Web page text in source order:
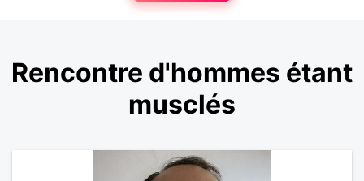
Rencontre d'hommes étant
musclés